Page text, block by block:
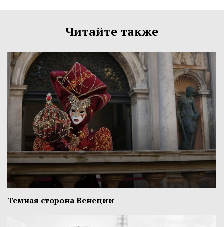
Читайте также
Темная сторона Венеции